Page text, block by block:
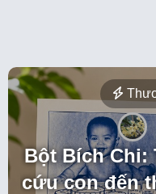
Bột Bích Chi:
cứu con đến